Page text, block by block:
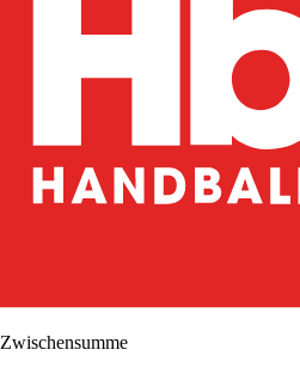
Zwischensumme